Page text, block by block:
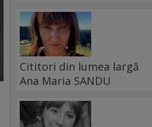
Cititori din lumea largă
Ana Maria SANDU